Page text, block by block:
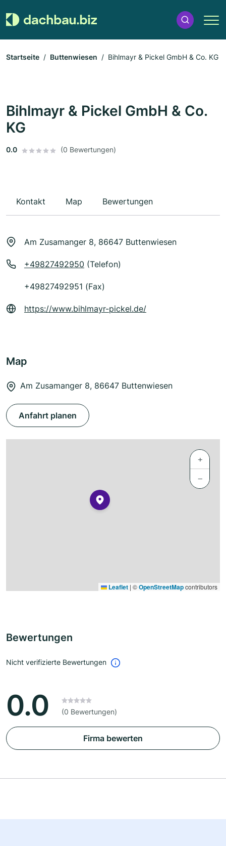
Startseite Buttenwiesen Bihlmayr & Pickel GmbH & Co. KG
Bihlmayr & Pickel GmbH & Co.
KG
0.0 (0 Bewertungen)
Kontakt Map Bewertungen
Am Zusamanger 8, 86647 Buttenwiesen
+49827492950 (Telefon)
+49827492951 (Fax)
https://www.bihlmayr-pickel.de/
Map
Am Zusamanger 8, 86647 Buttenwiesen
Anfahrt planen
+
−
Leaflet | ©OpenStreetMapcontributors
Bewertungen
Nicht verifizierte Bewertungen
0.0 (0 Bewertungen)
Firma bewerten